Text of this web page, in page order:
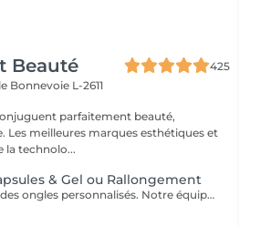
Beauté
425
Bonnevoie L-2611
parfaitement beauté,
la technolo...
& Gel ou Rallongement
Votre expert en soins des ongles personnalisés. Notre équipe de prothésistes ongulaires diplômées vous offre une gamme complète de services pour des ongles magnifiques et durables. Expertise et Professionnalisme : Prothésistes qualifiées et expérimentées : o Isabel o Francesca o Fatima o Deborah o Patricia o Mirza Des produits de haute qualité, aux couleurs variées pour des résultats éclatants et durables. Garantie de beauté et santé de vos ongles. Services adaptés à vos goûts et votre personnalité Capsules pour allonger rapidement vos ongles. Rallongement en Gel : Pour un résultat naturel et durable. Remplissage toute les 3 a 4 semaines pour comble la repousse et préserve l'intégrité de la pose initiale. Manucure Soins et esthétisme pour des ongles en pleine santé et élégants. Nos Techniques Manucure Combinée : Soins complets et embellissement. Vernis Semi-Permanent : Couleur durable sans pose de gel. Chablon ou Capsules : Pose traditionnelle ou look naturel.